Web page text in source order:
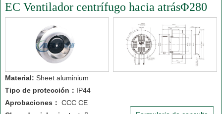
EC Ventilador centrífugo hacia atrásΦ280
Material: Sheet aluminium
Tipo de protección： IP44
Aprobaciones： CCC CE